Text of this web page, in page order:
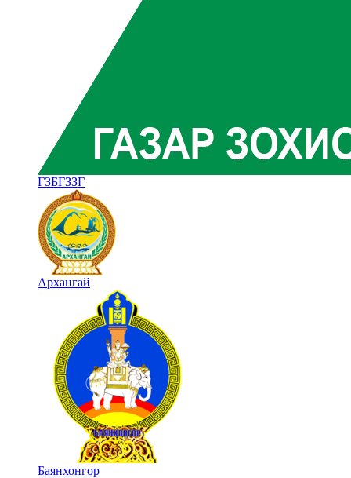
ГЗБГЗЗГ
Архангай
Баянхонгор